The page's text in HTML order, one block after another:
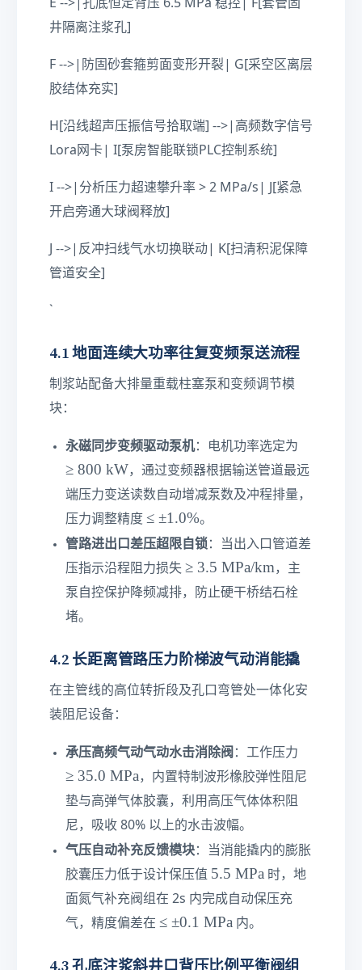
E -->|孔底恒定背压 6.5 MPa 稳控| F[套管固
井隔离注浆孔]
F -->|防固砂套箍剪面变形开裂| G[采空区离层
胶结体充实]
H[沿线超声压振信号拾取端] -->|高频数字信号
Lora网卡| I[泵房智能联锁PLC控制系统]
I -->|分析压力超速攀升率 > 2 MPa/s| J[紧急
开启旁通大球阀释放]
J -->|反冲扫线气水切换联动| K[扫清积泥保障
管道安全]
`
4.1 地面连续大功率往复变频泵送流程
制浆站配备大排量重载柱塞泵和变频调节模
块：
永磁同步变频驱动泵机：电机功率选定为
8
0
0\
xt
{
k
≥ 800 kW，通过变频器根据输送管道最远
端压力变送读数自动增减泵数及冲程排量，
压力调整精度 ≤
±
1.
0\
%
≤ ±1.0%。
管路进出口差压超限自锁 ：当出入口管道差
压指示沿程阻力损失 ≥
3.
5\
{
P
m
}
≥ 3.5 MPa/km，主
泵自控保护降频减排，防止硬干桥结石栓
堵。
4.2 长距离管路压力阶梯波气动消能撬
在主管线的高位转折段及孔口弯管处一体化安
装阻尼设备：
承压高频气动气动水击消除阀 ：工作压力
3
5.
xt
{
M
≥ 35.0 MPa，内置特制波形橡胶弹性阻尼
垫与高弹气体胶囊，利用高压气体体积阻
尼，吸收 80% 以上的水击波幅。
气压自动补充反馈模块：当消能撬内的膨胀
胶囊压力低于设计保压值 5.
5\
te
xt
M
5.5 MPa 时，地
面氮气补充阀组在 2s 内完成自动保压充
气，精度偏差在 ≤
0.
≤ ±0.1 MPa 内。
4.3 孔底注浆斜井口背压比例平衡阀组